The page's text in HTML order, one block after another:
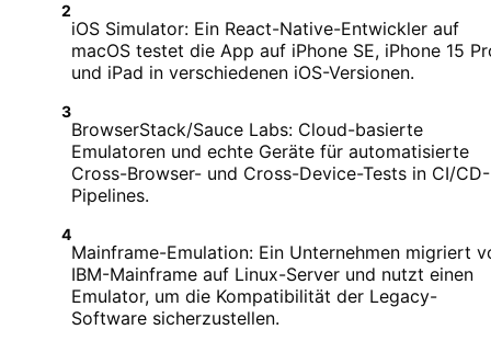
2
iOS Simulator: Ein React-Native-Entwickler auf
macOS testet die App auf iPhone SE, iPhone 15
und iPad in verschiedenen iOS-Versionen.
3
BrowserStack/Sauce Labs: Cloud-basierte
Emulatoren und echte Geräte für automatisierte
Cross-Browser- und Cross-Device-Tests in CI/CD-
Pipelines.
4
Mainframe-Emulation: Ein Unternehmen migriert
IBM-Mainframe auf Linux-Server und nutzt einen
Emulator, um die Kompatibilität der Legacy-
Software sicherzustellen.